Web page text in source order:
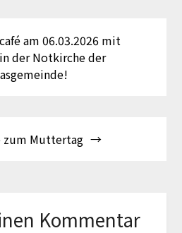
am 06.03.2026 mit
der Notkirche der
zum Muttertag
Kommentar